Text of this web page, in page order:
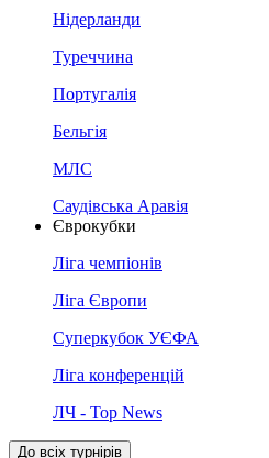
Нідерланди
Туреччина
Португалія
Бельгія
МЛС
Саудівська Аравія
Єврокубки
Ліга чемпіонів
Ліга Європи
Суперкубок УЄФА
Ліга конференцій
ЛЧ - Top News
До всіх турнірів